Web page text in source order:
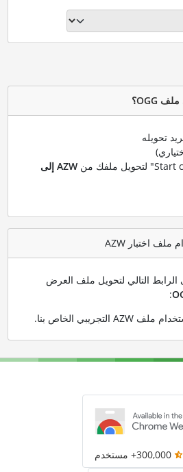
تحويله
AZW إلى
التالي لتحويل ملف العرض
:
.
300,000+ مستخدم